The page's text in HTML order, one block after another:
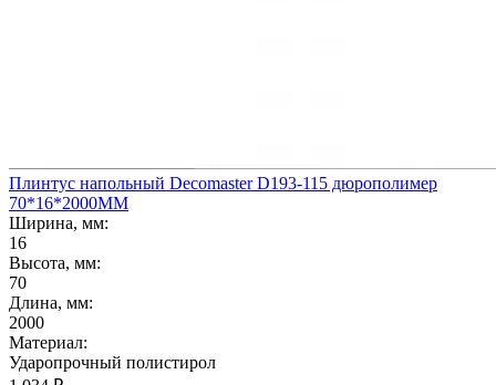
Плинтус напольный Decomaster D193-115 дюрополимер
70*16*2000ММ
Ширина, мм:
16
Высота, мм:
70
Длина, мм:
2000
Материал:
Ударопрочный полистирол